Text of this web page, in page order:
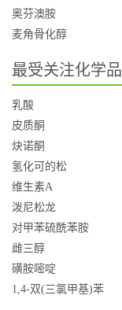
奥芬澳胺
麦角骨化醇
最受关注化学品
乳酸
皮质酮
炔诺酮
氢化可的松
维生素A
泼尼松龙
对甲苯硫酰苯胺
雌三醇
磺胺嘧啶
1,4-双(三氯甲基)苯